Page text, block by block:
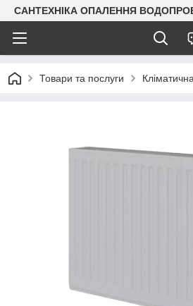
САНТЕХНІКА ОПАЛЕННЯ
Товари та послуги